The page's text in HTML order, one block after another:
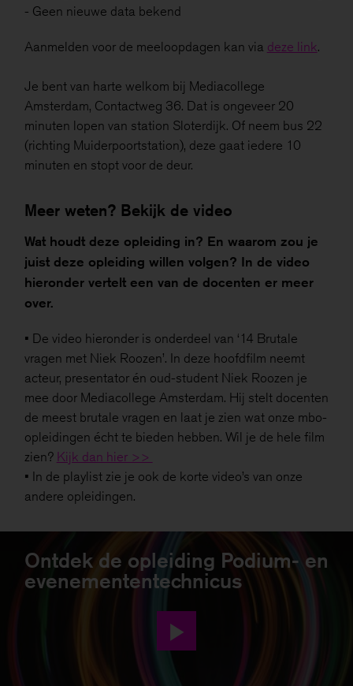
- Geen nieuwe data bekend
Aanmelden voor de meeloopdagen kan via deze link.
Je bent van harte welkom bij Mediacollege
Amsterdam, Contactweg 36. Dat is ongeveer 20
minuten lopen van station Sloterdijk. Of neem bus 22
(richting Muiderpoortstation), deze gaat iedere 10
minuten en stopt voor de deur.
Meer weten? Bekijk de video
Wat houdt deze opleiding in? En waarom zou je
juist deze opleiding willen volgen? In de video
hieronder vertelt een van de docenten er meer
over.
• De video hieronder is onderdeel van ‘14 Brutale
vragen met Niek Roozen’. In deze hoofdfilm neemt
acteur, presentator én oud-student Niek Roozen je
mee door Mediacollege Amsterdam. Hij stelt docenten
de meest brutale vragen en laat je zien wat onze mbo-
opleidingen écht te bieden hebben. Wil je de hele film
zien? Kijk dan hier >>
• In de playlist zie je ook de korte video’s van onze
andere opleidingen.
Ontdek de opleiding Podium- en
evenemententechnicus